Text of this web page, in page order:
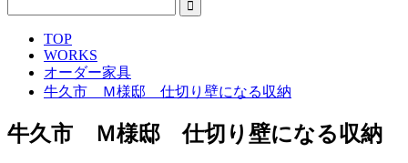
TOP
WORKS
オーダー家具
牛久市 Ｍ様邸 仕切り壁になる収納
牛久市 Ｍ様邸 仕切り壁になる収納